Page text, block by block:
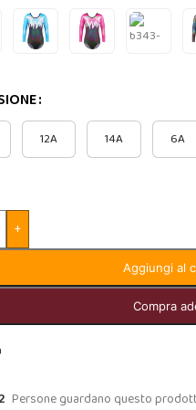
12A 14A 6A
+
Aggiungi al
Compra
Persone guardano questo